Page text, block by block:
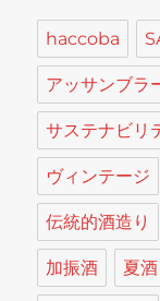
haccoba
アッサンブラ
サステナビリ
ヴィンテージ
伝統的酒造り
加振酒 夏酒